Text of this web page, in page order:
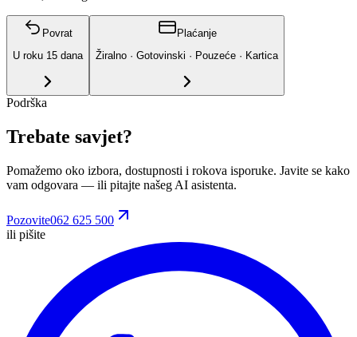
Povrat
U roku 15 dana
Plaćanje
Žiralno · Gotovinski · Pouzeće · Kartica
Podrška
Trebate savjet?
Pomažemo oko izbora, dostupnosti i rokova isporuke. Javite se kako
vam odgovara — ili pitajte našeg AI asistenta.
Pozovite062 625 500
ili pišite